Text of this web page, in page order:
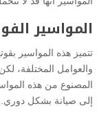
المواسير
تتميز هذه المواسير
والعوامل المختلفة،
المصنوع من هذه
إلى صيانة بشكل دوري.